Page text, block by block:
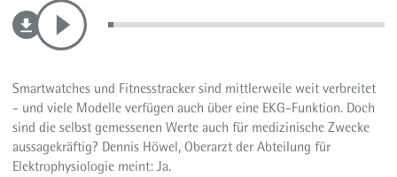
Smartwatches und Fitnesstracker sind mittlerweile weit verbreitet
- und viele Modelle verfügen auch über eine EKG-Funktion. Doch
sind die selbst gemessenen Werte auch für medizinische Zwecke
aussagekräftig? Dennis Höwel, Oberarzt der Abteilung für
Elektrophysiologie meint: Ja.